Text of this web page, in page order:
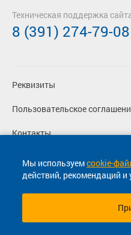
Мы используемcookie-
действий, рекомендаций и
Реквизиты
Пользовательское
Контакты
Политика
Перевозчикам
Техническая поддержка
8 (391) 274-79-08
© 2013-2026, ООО "Капитал"-